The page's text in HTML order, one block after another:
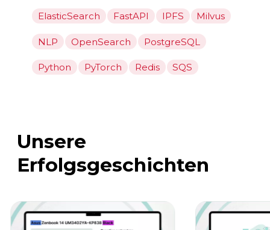
ElasticSearch FastAPI IPFS Milvus
NLP OpenSearch PostgreSQL
Python PyTorch Redis SQS
Unsere
Erfolgsgeschichten
KI-